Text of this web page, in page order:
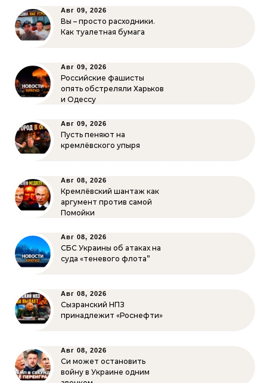
Авг 09, 2026
Вы – просто расходники.
Как туалетная бумага
Авг 09, 2026
Российские фашисты
опять обстреляли Харьков
и Одессу
Авг 09, 2026
Пусть пеняют на
кремлёвского упыря
Авг 08, 2026
Кремлёвский шантаж как
аргумент против самой
Помойки
Авг 08, 2026
СБС Украины об атаках на
суда «теневого флота”
Авг 08, 2026
Сызранский НПЗ
принадлежит «Роснефти»
Авг 08, 2026
Си может остановить
войну в Украине одним